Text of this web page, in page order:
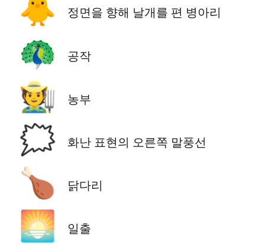
🐥 정면을 향해 날개를 편 병아리
🦚 공작
🧑‍🌾 농부
🗯️ 화난 표현의 오른쪽 말풍선
🍗 닭다리
🌅 일출